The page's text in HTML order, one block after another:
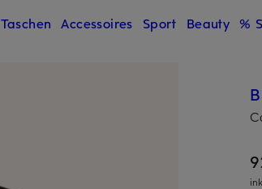
Taschen Accessoires Sport Beauty %